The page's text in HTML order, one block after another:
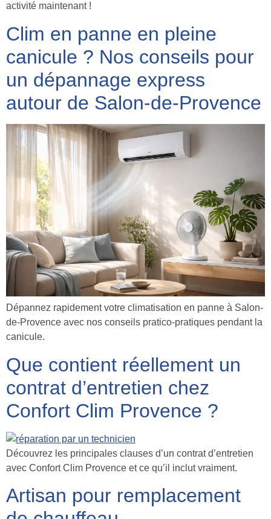
activité maintenant !
Clim en panne en pleine
canicule ? Nos conseils pour
un dépannage express
autour de Salon-de-Provence
Dépannez rapidement votre climatisation en panne à Salon-
de-Provence avec nos conseils pratico-pratiques pendant la
canicule.
Que contient réellement un
contrat d’entretien chez
Confort Clim Provence ?
Découvrez les principales clauses d’un contrat d’entretien
avec Confort Clim Provence et ce qu’il inclut vraiment.
Artisan pour remplacement